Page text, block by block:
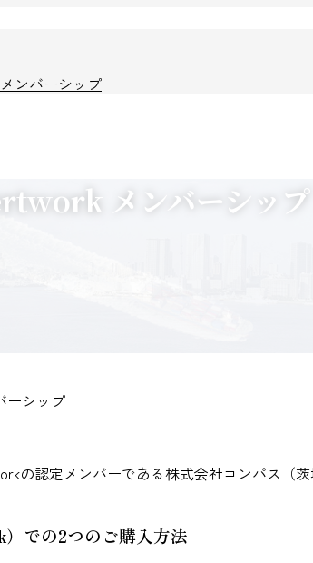
ンバーシップ
メンバーシップ
ーシップ
の認定メンバーである株式会社コンパス
での2つのご購入方法